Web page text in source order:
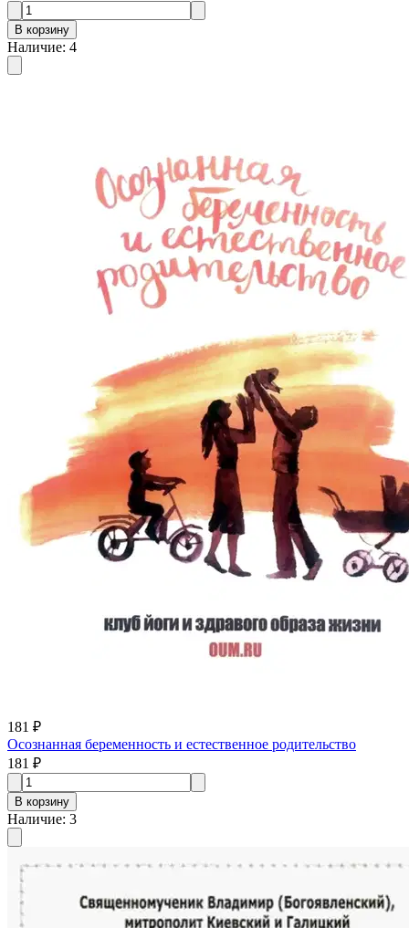
В корзину
Наличие: 4
181 ₽
Осознанная беременность и естественное родительство
181 ₽
В корзину
Наличие: 3